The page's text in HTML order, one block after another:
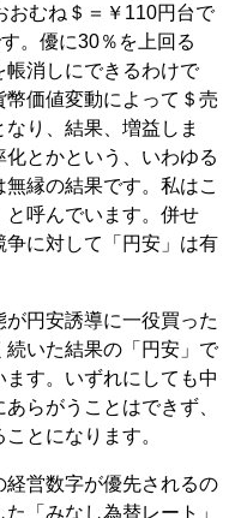
おむね＄＝￥110円台で
。優に30％を上回る
帳消しにできるわけで
価値変動によって＄売
なり、結果、増益しま
とかという、いわゆる
縁の結果です。私はこ
呼んでいます。併せ
に対して「円安」は有
が円安誘導に一役買った
続いた結果の「円安」で
す。いずれにしても中
らがうことはできず、
とになります。
経営数字が優先されるの
「みなし為替レート」